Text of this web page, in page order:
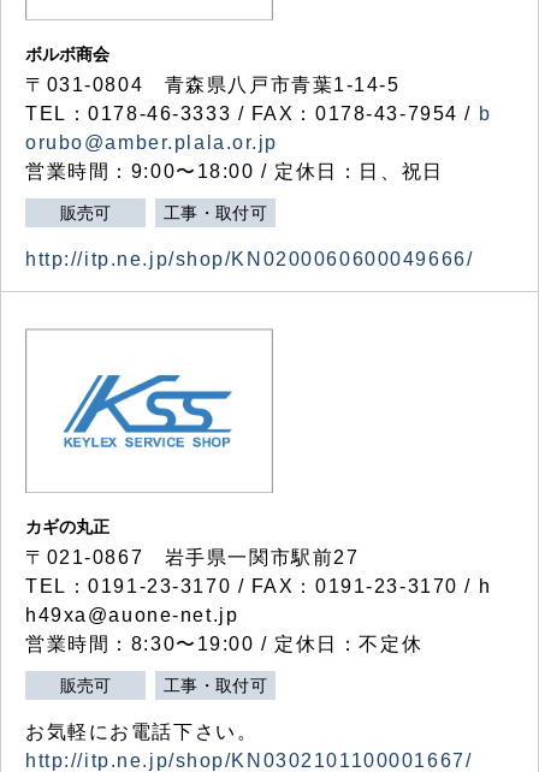
ボルボ商会
〒031-0804 青森県八戸市青葉1-14-5
TEL：0178-46-3333 / FAX：0178-43-7954 / b
orubo@amber.plala.or.jp
営業時間：9:00〜18:00 / 定休日：日、祝日
販売可 工事・取付可
http://itp.ne.jp/shop/KN0200060600049666/
カギの丸正
〒021-0867 岩手県一関市駅前27
TEL：0191-23-3170 / FAX：0191-23-3170 / h
h49xa@auone-net.jp
営業時間：8:30〜19:00 / 定休日：不定休
販売可 工事・取付可
お気軽にお電話下さい。
http://itp.ne.jp/shop/KN0302101100001667/